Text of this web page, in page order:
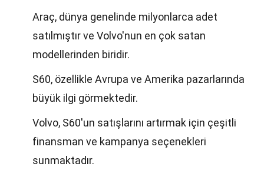
Araç, dünya genelinde milyonlarca adet
satılmıştır ve Volvo'nun en çok satan
modellerinden biridir.
S60, özellikle Avrupa ve Amerika pazarlarında
büyük ilgi görmektedir.
Volvo, S60'un satışlarını artırmak için çeşitli
finansman ve kampanya seçenekleri
sunmaktadır.